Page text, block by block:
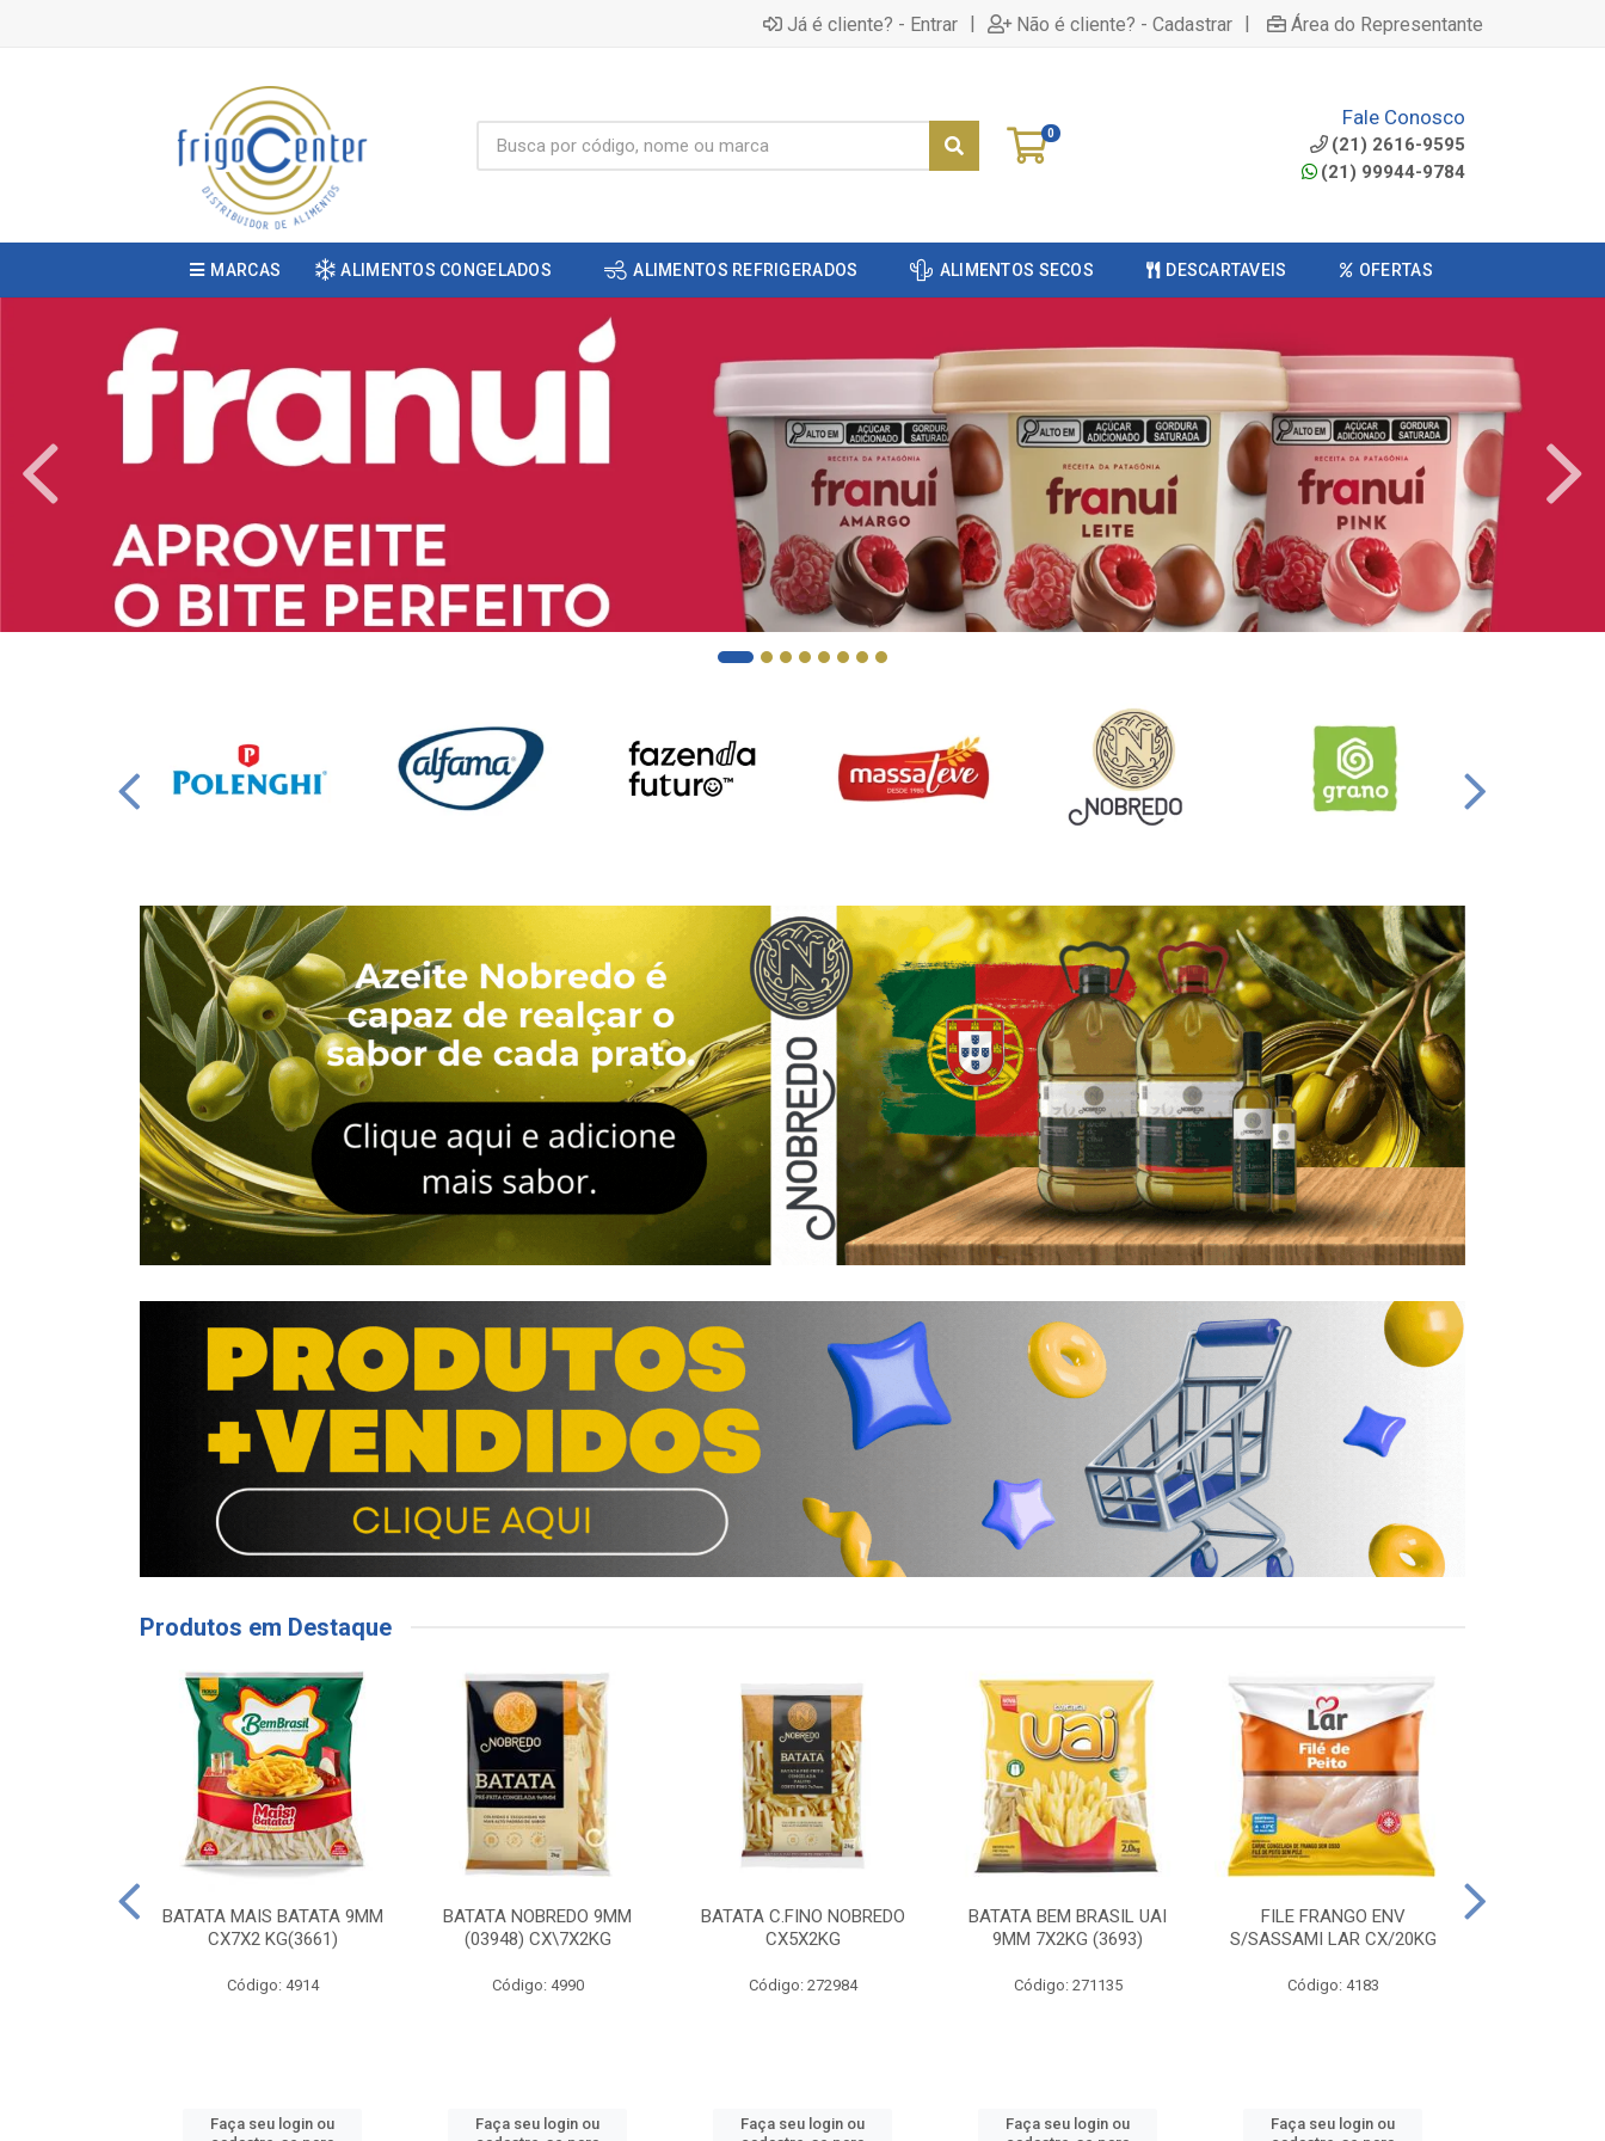
Já é cliente? - Entrar | Não é cliente? - Cadastrar | Área do Representante
0
Fale Conosco
(21) 2616-9595
(21) 99944-9784
MARCAS ALIMENTOS CONGELADOS ALIMENTOS REFRIGERADOS ALIMENTOS SECOS DESCARTAVEIS OFERTAS
Produtos em Destaque
BATATA MAIS BATATA 9MM
CX7X2 KG(3661)
Código: 4914
Faça seu login ou
BATATA NOBREDO 9MM
(03948) CX\7X2KG
Código: 4990
Faça seu login ou
BATATA C.FINO NOBREDO
CX5X2KG
Código: 272984
Faça seu login ou
BATATA BEM BRASIL UAI
9MM 7X2KG (3693)
Código: 271135
Faça seu login ou
FILE FRANGO ENV
S/SASSAMI LAR CX/20KG
Código: 4183
Faça seu login ou